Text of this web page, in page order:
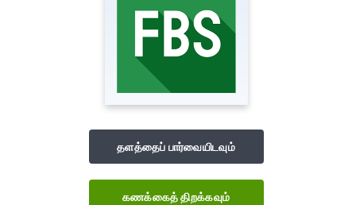
தளத்தைப் பார்வையிடவும்
கணக்கைத் திறக்கவும்